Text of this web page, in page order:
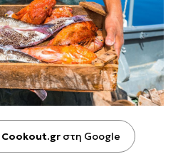
Cookout.gr στη Google